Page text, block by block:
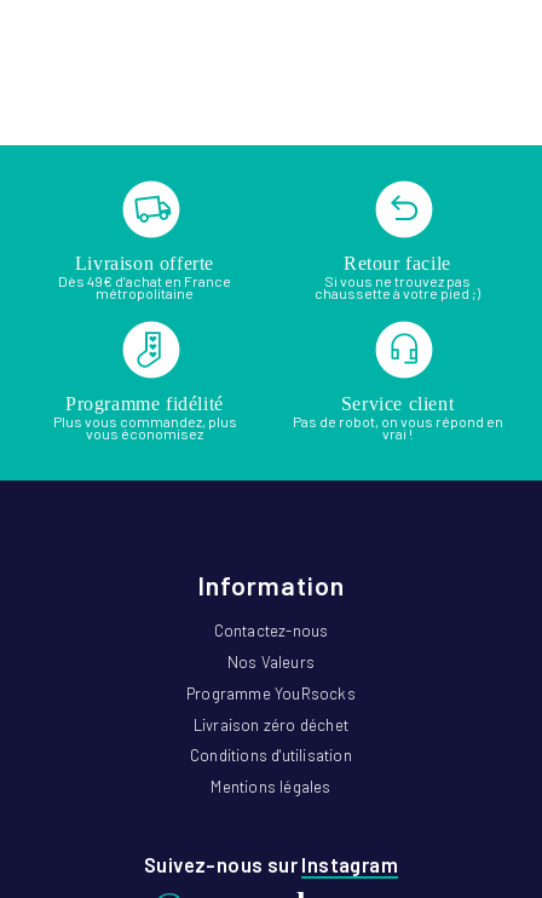
Livraison offerte
Dès 49€ d’achat en France
métropolitaine
Retour facile
Si vous ne trouvez pas
chaussette à votre pied ;)
Programme fidélité
Plus vous commandez, plus
vous économisez
Service client
Pas de robot, on vous répond en
vrai !
Information
Contactez-nous
Nos Valeurs
Programme YouRsocks
Livraison zéro déchet
Conditions d'utilisation
Mentions légales
Suivez-nous sur Instagram